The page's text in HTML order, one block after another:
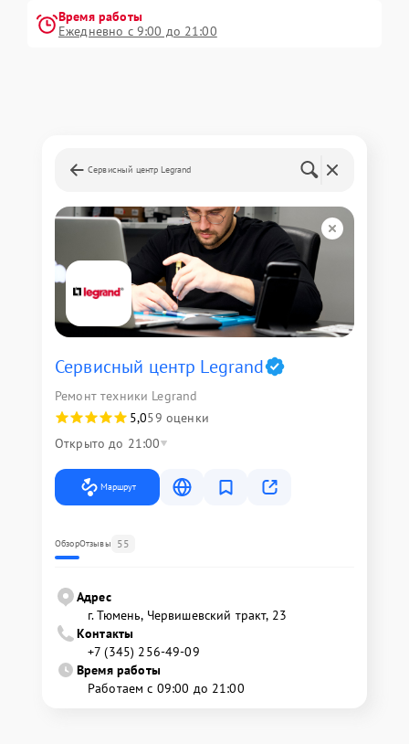
Время работы
Ежедневно с 9:00 до 21:00
Сервисный центр Legrand
Сервисный центр Legrand
Ремонт техники Legrand
5,059 оценки
Открыто до 21:00
Маршрут
ОбзорОтзывы 55
Адрес
г. Тюмень, ​Червишевский тракт, 23
Контакты
+7 (345) 256-49-09
Время работы
Работаем с 09:00 до 21:00